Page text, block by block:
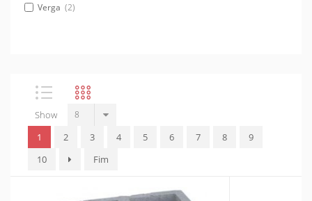
Verga (2)
Show
1
2 3 4 5 6 7 8
9
10
Fim